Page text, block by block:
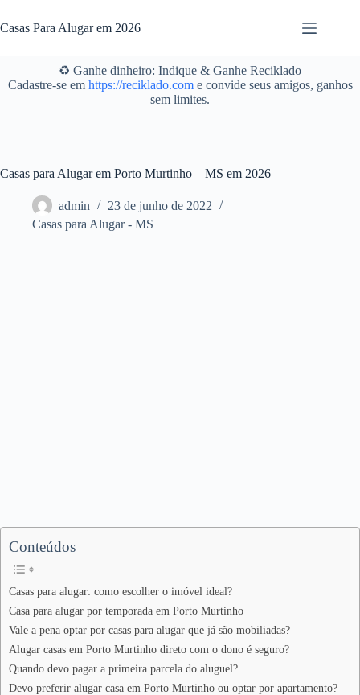
para
o
Casas Para Alugar em 2026
♻️ Ganhe dinheiro: Indique & Ganhe Reciklado
Cadastre-se em https://reciklado.come convide seus amigos, ganhos
sem limites.
Casas para Alugar em Porto Murtinho – MS em 2026
admin
23 de junho de 2022
Casas para Alugar - MS
Conteúdos
Casas para alugar: como escolher o imóvel ideal?
Casa para alugar por temporada em Porto Murtinho
Vale a pena optar por casas para alugar que já são mobiliadas?
Alugar casas em Porto Murtinho direto com o dono é seguro?
Quando devo pagar a primeira parcela do aluguel?
Devo preferir alugar casa em Porto Murtinho ou optar por apartamento?